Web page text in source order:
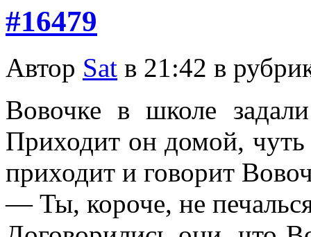
#16479
Автор Sat в 21:42 в
Вовочке в школе
Приходит он домой, чуть
приходит и говорит
— Ты, короче, не